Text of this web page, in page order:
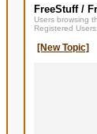
FreeStuff /
Users browsing
Registered
[New Topic]